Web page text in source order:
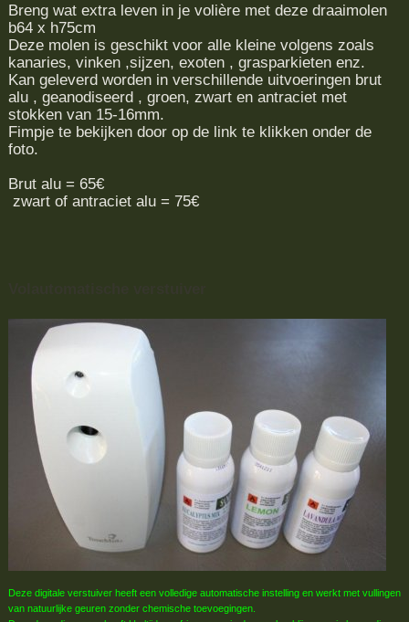
Breng wat extra leven in je volière met deze draaimolen
b64 x h75cm
Deze molen is geschikt voor alle kleine volgens zoals
kanaries, vinken ,sijzen, exoten , grasparkieten enz.
Kan geleverd worden in verschillende uitvoeringen brut
alu , geanodiseerd , groen, zwart en antraciet met
stokken van 15-16mm.
Fimpje te bekijken door op de link te klikken onder de
foto.
Brut alu = 65€
zwart of antraciet alu = 75€
Deze digitale verstuiver heeft een volledige automatische instelling en werkt met vullingen
van natuurlijke geuren zonder chemische toevoegingen.